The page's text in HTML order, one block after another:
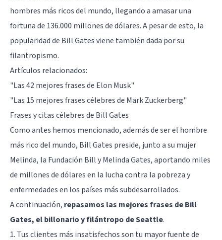
hombres más ricos del mundo, llegando a amasar una
fortuna de 136.000 millones de dólares. A pesar de esto, la
popularidad de Bill Gates viene también dada por su
filantropismo.
Artículos relacionados:
"Las 42 mejores frases de Elon Musk"
"Las 15 mejores frases célebres de Mark Zuckerberg"
Frases y citas célebres de Bill Gates
Como antes hemos mencionado, además de ser el hombre
más rico del mundo, Bill Gates preside, junto a su mujer
Melinda, la Fundación Bill y Melinda Gates, aportando miles
de millones de dólares en la lucha contra la pobreza y
enfermedades en los países más subdesarrollados.
A continuación, repasamos las mejores frases de Bill
Gates, el billonario y filántropo de Seattle.
1. Tus clientes más insatisfechos son tu mayor fuente de